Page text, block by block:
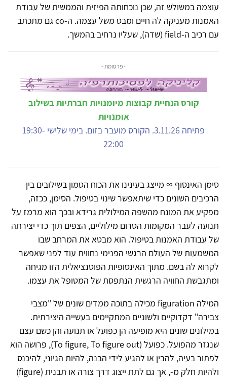
עוצמה במשולש זה, שכן נוכחותה הפיזית והממשית של עבודת
האמנות מעניקה לה חיים ומבט משל עצמה. ה-co גם מתכתב
עם רכיב ה-field (שדה), שעליו נרחיב בהמשך.
- פרסומת -
קורס הנחיית קבוצות מיומנויות חברתיות בשילוב
אומנויות
פתיחה 3.11.26. הקורס מועבר בזום. בימי שלישי 19:30-
22:00
סימן האינסוף ∞ מייצג בעינינו את הכוח הטמון בשילובים בין
הרכיבים השונים כדי שיתאפשר שינוי בטיפול. הסימן, ככזה,
מפקיע את המונח מהשפה המילולית גרידא ובכך הוא מרמז על
תנועה לעבר המקומות הטרום מילוליים, הצפים תוך כדי יצירתה
של עבודת האמנות בטיפול. הוא מבטא את המרחב שבו
המשמעות של העולם הרגשי הפנימי נחווית עוד לפני שאפשר
לקרוא לה בשם. מתוך האינסופיות הפוטנציאלית הזו מגיחה
ומתגבשת החוויה הרגשית הנתפסת של המטופל את עצמו.
המילה figuration מכילה בתוכה ממדים שונים של "מצבי
צבירה" דקדוקיים ולשוניים המתקיימים בעשייה היצירתית.
במילונים שונים היא מופיעה הן כפועל או תנועה והן כשם עצם
שנגזר מהפועל. כפועל (To figure, To figure out), פרושה הוא
לפתור בעיה, להבין או להגיע לידי הבנה, להיות הגיוני, להיכנס
ולהיות חלק מ-, אך גם לתת ייצוג דרך צורה או תבנית (figure)